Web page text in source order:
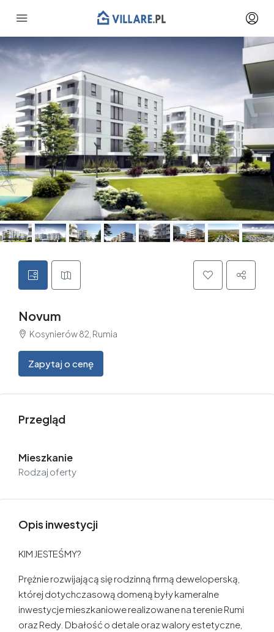
Novum
Kosynierów 82, Rumia
Zapytaj o cenę
Przegląd
Mieszkanie
Rodzaj oferty
Opis inwestycji
KIM JESTEŚMY?
Prężnie rozwijającą się rodzinną firmą deweloperską,
której dotychczasową domeną były kameralne
inwestycje mieszkaniowe realizowane na terenie Rumi
oraz Redy. Dbałość o detale oraz walory estetyczne,